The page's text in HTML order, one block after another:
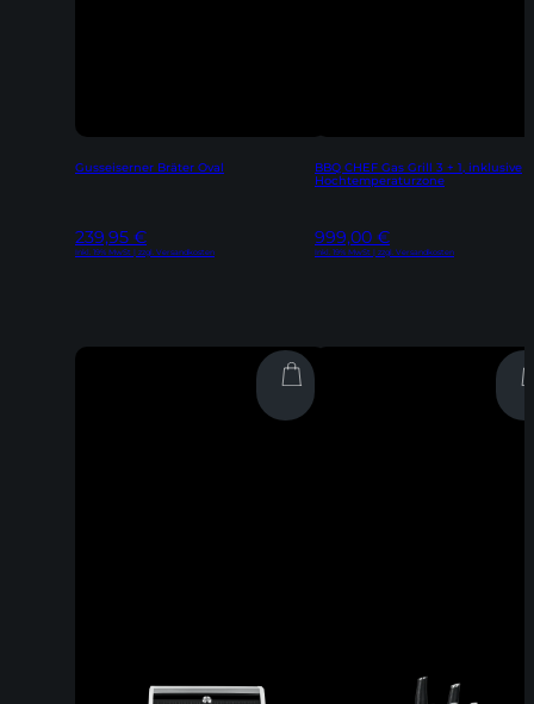
Gusseiserner Bräter Oval
239,95 €
Inkl. 19% MwSt | zzgl. Versandkosten
BBQ CHEF Gas Grill 3 + 1, inklusive
Hochtemperaturzone
999,00 €
Inkl. 19% MwSt | zzgl. Versandkosten